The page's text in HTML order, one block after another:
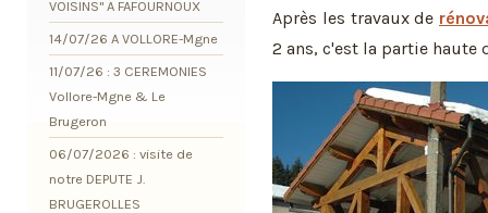
Après les travaux de
2 ans, c'est la partie haute
VOISINS" A FAFOURNOUX
14/07/26 A VOLLORE-Mgne
11/07/26 : 3 CEREMONIES
Vollore-Mgne & Le
Brugeron
06/07/2026 : visite de
notre DEPUTE J.
BRUGEROLLES